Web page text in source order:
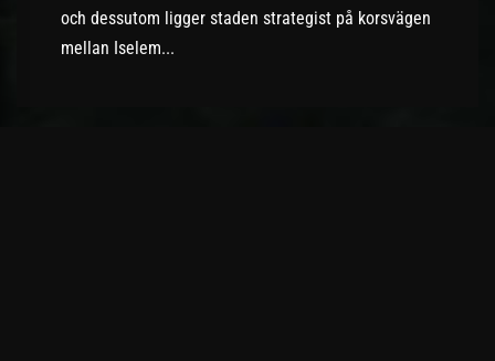
och dessutom ligger staden strategist på korsvägen
mellan Iselem...